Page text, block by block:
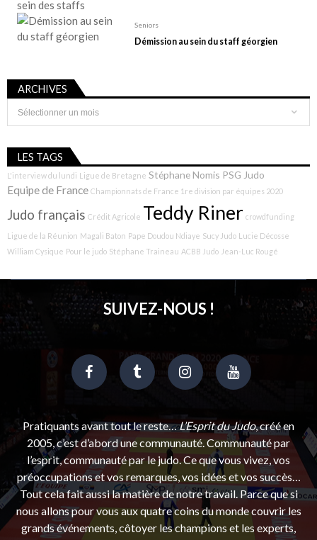
Seniors
Démission au sein du staff géorgien
ARCHIVES
Archives
LES TAGS
L'interview du lundi Ligue de Bretagne Stéphane Nomis PSG Judo
Equipe de France Championnats de France 1re division par équipes 2020
Judo français Crédit Agricole Teddy Riner crowdfunding
Ligue de la Réunion Magali Baton Pape Doudou Ndiaye Sucy Judo Lucie Décosse
William Cysique Pour le judo Stéphane Traineau ACBB Judo Jean-Luc Rougé
SUIVEZ-NOUS !
Pratiquants avant tout le reste…L’Esprit du Judo, créé en
2005, c’est d’abord une communauté. Communauté par
l’esprit, communauté par le judo. Ce que vous vivez, vos
préoccupations et vos remarques, vos idées et vos succès…
Tout cela fait aussi la matière de notre travail. Parce que si
nous allons pour vous aux quatre coins du monde couvrir les
grands événements, côtoyer les champions et les experts,